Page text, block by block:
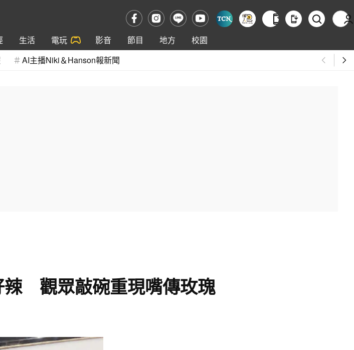
生活 電玩 影音 節目 地方
校園
AI主播Niki＆Hanson報新聞
辣 觀眾敲碗重現嘴傳玫瑰